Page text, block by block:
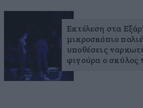
Εκτέλεση στα
μικροσκόπιο
υποθέσεις
φιγούρα ο σκύλος